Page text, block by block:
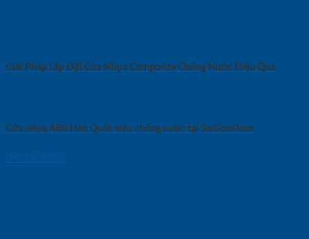
Giải Pháp Lắp Đặt Cửa Nhựa Composite Chống Nước Hiệu Quả
Cửa nhựa ABS Hàn Quốc siêu chống nước tại SaiGonDoor
09/12/2024